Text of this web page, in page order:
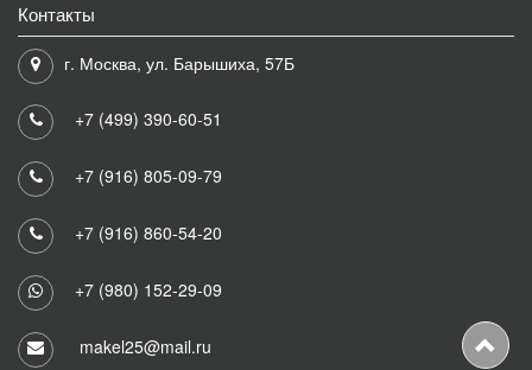
Контакты
г. Москва, ул. Барышиха, 57Б
+7 (499) 390-60-51
+7 (916) 805-09-79
+7 (916) 860-54-20
+7 (980) 152-29-09
makel25@mail.ru